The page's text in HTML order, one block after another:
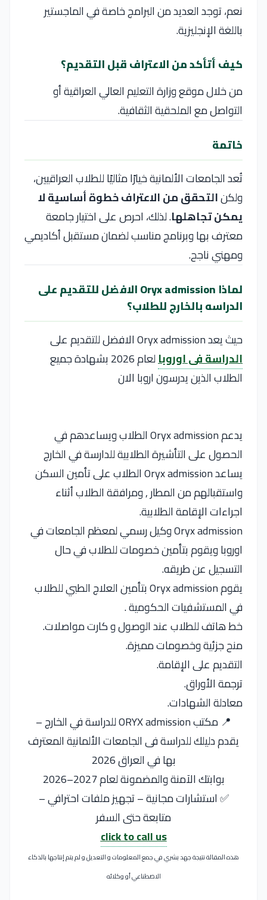
نعم، توجد العديد من البرامج خاصة في الماجستير
باللغة الإنجليزية.
كيف أتأكد من الاعتراف قبل التقديم؟
من خلال موقع وزارة التعليم العالي العراقية أو
التواصل مع الملحقية الثقافية.
خاتمة
تُعد الجامعات الألمانية خيارًا مثاليًا للطلاب العراقيين،
ولكنالتحقق من الاعتراف خطوة أساسية لا
يمكن تجاهلها. لذلك، احرص على اختيار جامعة
معترف بها وبرنامج مناسب لضمان مستقبل أكاديمي
ومهني ناجح.
لماذا Oryx admission الافضل للتقديم على
الدراسه بالخارج للطلاب؟
حيث يعد Oryx admission الافضل للتقديم على
الدراسة فى اوروبا
لعام 2026 بشهادة جميع
الطلاب الذين يدرسون اروبا الان
يدعم Oryx admission الطلاب ويساعدهم في
الحصول على التأشيرة الطلابية للدارسة في الخارج
يساعد Oryx admission الطلاب على تأمين السكن
واستقبالهم من المطار , ومرافقة الطلاب أثناء
اجراءات الإقامة الطلابية.
Oryx admission وكيل رسمي لمعظم الجامعات في
اوروبا ويقوم بتأمين خصومات للطلاب في حال
التسجيل عن طريقه.
يقوم Oryx admission بتأمين العلاج الطبي للطلاب
في المستشفيات الحكومية .
خط هاتف للطلاب عند الوصول و كارت مواصلات.
منح جزئية وخصومات مميزة.
التقديم على الإقامة.
ترجمة الأوراق.
معادلة الشهادات.
📍 مكتب ORYX admission للدراسة في الخارج –
يقدم دليلك للدراسة فى الجامعات الألمانية المعترف
بها في العراق 2026
بوابتك الآمنة والمضمونة لعام 2027–2026
✅ استشارات مجانية – تجهيز ملفات احترافي –
متابعة حتى السفر
click to call us
هذه المقالة نتيجة جهد بشري في جمع المعلومات و التعديل و لم يتم إنتاجها بالذكاء
الاصطناعي أو وكلائه